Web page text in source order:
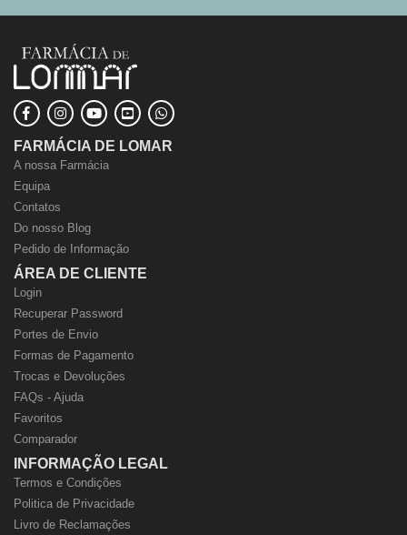
FARMÁCIA DE LOMAR
A nossa Farmácia
Equipa
Contatos
Do nosso Blog
Pedido de Informação
ÁREA DE CLIENTE
Login
Recuperar Password
Portes de Envio
Formas de Pagamento
Trocas e Devoluções
FAQs - Ajuda
Favoritos
Comparador
INFORMAÇÃO LEGAL
Termos e Condições
Politica de Privacidade
Livro de Reclamações